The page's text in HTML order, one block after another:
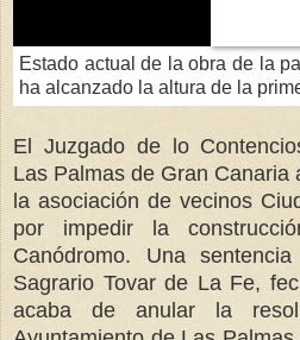
Estado actual de la obra de la
ha alcanzado la altura de la
El Juzgado de lo
Las Palmas de Gran Canaria
la asociación de vecinos
por impedir la
Canódromo. Una
Sagrario Tovar de La Fe,
acaba de anular la